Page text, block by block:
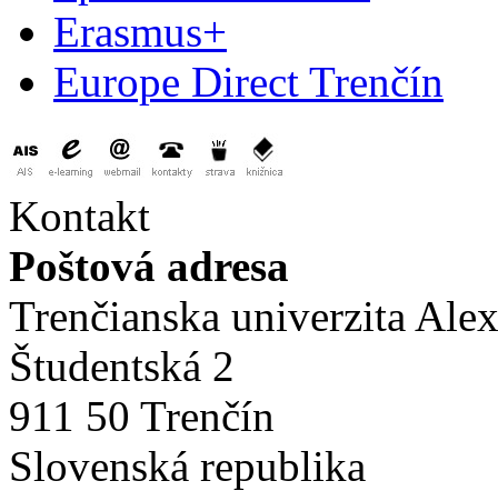
Erasmus+
Europe Direct Trenčín
Kontakt
Poštová adresa
Trenčianska univerzita
Študentská 2
911 50 Trenčín
Slovenská republika